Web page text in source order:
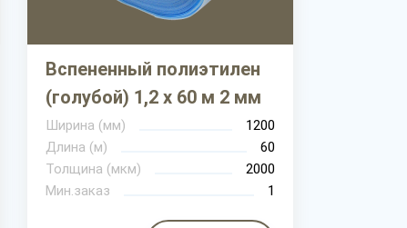
Вспененный полиэтилен
(голубой) 1,2 х 60 м 2 мм
Ширина (мм)
1200
Длина (м)
60
Толщина (мкм)
2000
Мин.заказ
1